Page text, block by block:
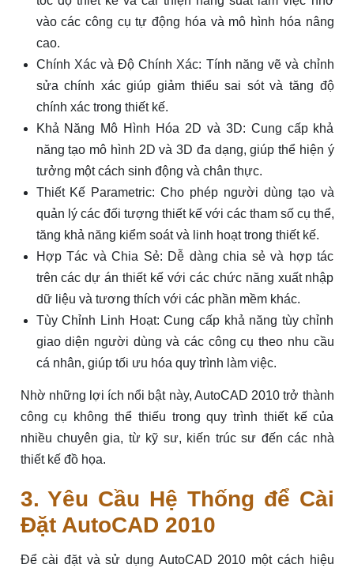
vào các công cụ tự động hóa và mô hình hóa nâng
cao.
Chính Xác và Độ Chính Xác: Tính năng vẽ và chỉnh
sửa chính xác giúp giảm thiểu sai sót và tăng độ
chính xác trong thiết kế.
Khả Năng Mô Hình Hóa 2D và 3D: Cung cấp khả
năng tạo mô hình 2D và 3D đa dạng, giúp thể hiện ý
tưởng một cách sinh động và chân thực.
Thiết Kế Parametric: Cho phép người dùng tạo và
quản lý các đối tượng thiết kế với các tham số cụ thể,
tăng khả năng kiểm soát và linh hoạt trong thiết kế.
Hợp Tác và Chia Sẻ: Dễ dàng chia sẻ và hợp tác
trên các dự án thiết kế với các chức năng xuất nhập
dữ liệu và tương thích với các phần mềm khác.
Tùy Chỉnh Linh Hoạt: Cung cấp khả năng tùy chỉnh
giao diện người dùng và các công cụ theo nhu cầu
cá nhân, giúp tối ưu hóa quy trình làm việc.
Nhờ những lợi ích nổi bật này, AutoCAD 2010 trở thành
công cụ không thể thiếu trong quy trình thiết kế của
nhiều chuyên gia, từ kỹ sư, kiến trúc sư đến các nhà
thiết kế đồ họa.
3. Yêu Cầu Hệ Thống để Cài
Đặt AutoCAD 2010
Để cài đặt và sử dụng AutoCAD 2010 một cách hiệu